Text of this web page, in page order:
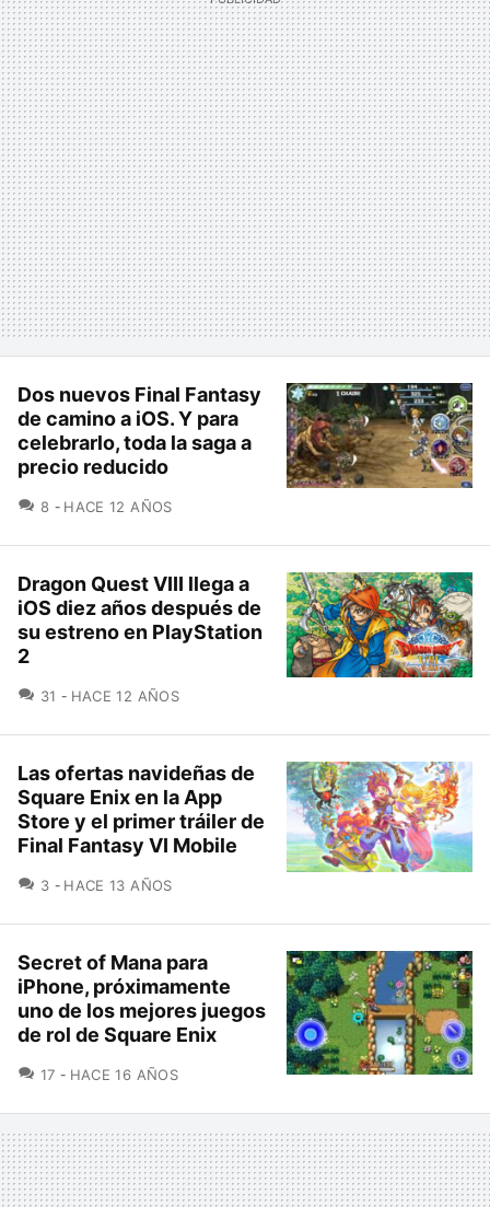
Dos nuevos Final Fantasy
de camino a iOS. Y para
celebrarlo, toda la saga a
precio reducido
8 COMENTARIOS
HACE 12 AÑOS
Dragon Quest VIII llega a
iOS diez años después de
su estreno en PlayStation
2
31 COMENTARIOS
HACE 12 AÑOS
Las ofertas navideñas de
Square Enix en la App
Store y el primer tráiler de
Final Fantasy VI Mobile
3 COMENTARIOS
HACE 13 AÑOS
Secret of Mana para
iPhone, próximamente
uno de los mejores juegos
de rol de Square Enix
17 COMENTARIOS
HACE 16 AÑOS